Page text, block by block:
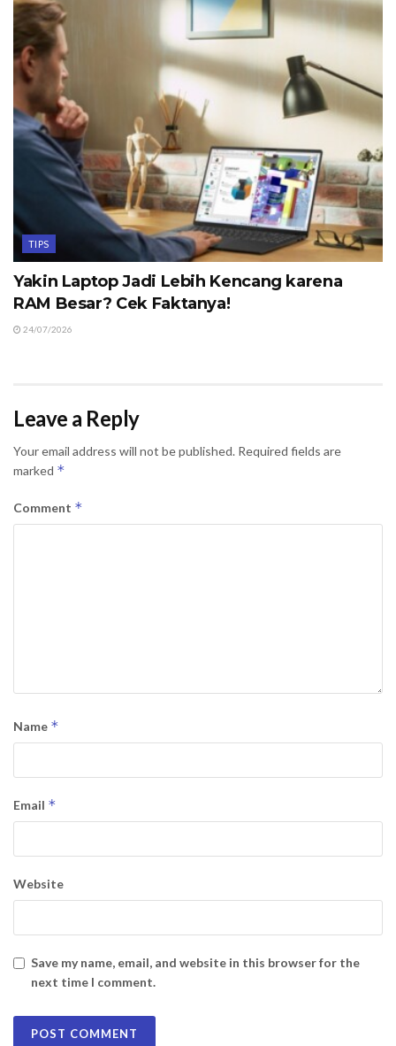
TIPS
Yakin Laptop Jadi Lebih Kencang karena
RAM Besar? Cek Faktanya!
24/07/2026
Leave a Reply
Your email address will not be published. Required fields are
marked *
Comment *
Name *
Email *
Website
Save my name, email, and website in this browser for the
next time I comment.